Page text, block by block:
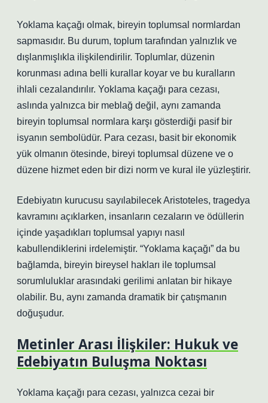
Yoklama kaçağı olmak, bireyin toplumsal normlardan
sapmasıdır. Bu durum, toplum tarafından yalnızlık ve
dışlanmışlıkla ilişkilendirilir. Toplumlar, düzenin
korunması adına belli kurallar koyar ve bu kuralların
ihlali cezalandırılır. Yoklama kaçağı para cezası,
aslında yalnızca bir meblağ değil, aynı zamanda
bireyin toplumsal normlara karşı gösterdiği pasif bir
isyanın sembolüdür. Para cezası, basit bir ekonomik
yük olmanın ötesinde, bireyi toplumsal düzene ve o
düzene hizmet eden bir dizi norm ve kural ile yüzleştirir.
Edebiyatın kurucusu sayılabilecek Aristoteles, tragedya
kavramını açıklarken, insanların cezaların ve ödüllerin
içinde yaşadıkları toplumsal yapıyı nasıl
kabullendiklerini irdelemiştir. “Yoklama kaçağı” da bu
bağlamda, bireyin bireysel hakları ile toplumsal
sorumluluklar arasındaki gerilimi anlatan bir hikaye
olabilir. Bu, aynı zamanda dramatik bir çatışmanın
doğuşudur.
Metinler Arası İlişkiler: Hukuk ve
Edebiyatın Buluşma Noktası
Yoklama kaçağı para cezası, yalnızca cezai bir